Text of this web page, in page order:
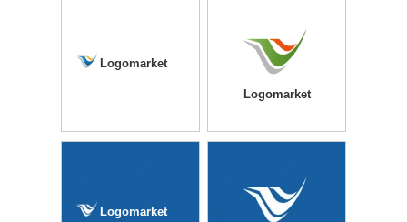
Logomarket
Logomarket
Logomarket